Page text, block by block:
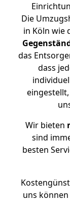
Die
in Köln wie
das
dass
Wir bieten
sind
besten
uns können